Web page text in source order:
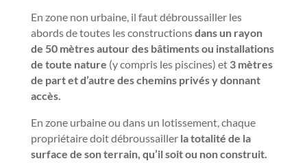
En zone non urbaine, il faut débroussailler les
abords de toutes les constructionsdans un rayon
de 50 mètres autour des bâtiments ou installations
de toute nature (y compris les piscines) et 3 mètres
de part et d’autre des chemins privés y donnant
accès.
En zone urbaine ou dans un lotissement, chaque
propriétaire doit débroussailler la totalité de la
surface de son terrain, qu’il soit ou non construit.